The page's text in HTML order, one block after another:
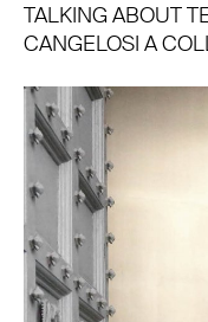
TALKING ABOUT
CANGELOSI A